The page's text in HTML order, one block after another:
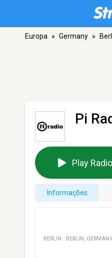
Europa » Germany »
Pi
Play Radio
Informações
BERLIN · BERLIN ,